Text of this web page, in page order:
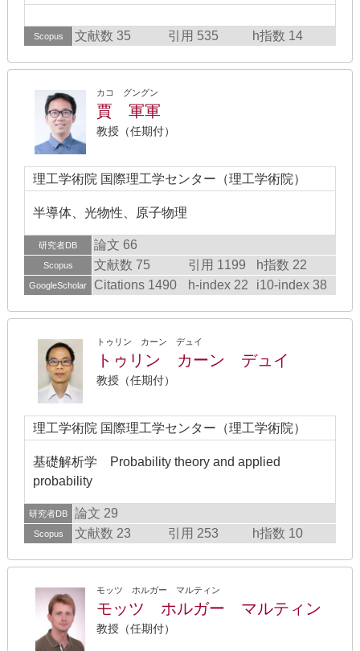
Scopus 文献数 35 引用 535 h指数 14
カコ グングン
賈 軍軍
教授（任期付）
理工学術院 国際理工学センター（理工学術院）
半導体、光物性、原子物理
研究者DB 論文 66
Scopus 文献数 75 引用 1199 h指数 22
GoogleScholar Citations 1490 h-index 22 i10-index 38
トゥリン カーン デュイ
トゥリン カーン デュイ
教授（任期付）
理工学術院 国際理工学センター（理工学術院）
基礎解析学 Probability theory and applied
probability
研究者DB 論文 29
Scopus 文献数 23 引用 253 h指数 10
モッツ ホルガー マルティン
モッツ ホルガー マルティン
教授（任期付）